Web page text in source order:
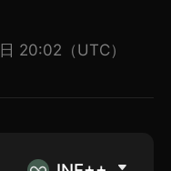
20:02（UTC）